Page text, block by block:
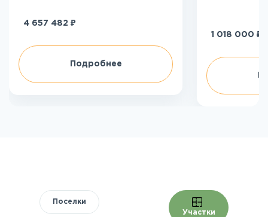
4 657 482 ₽
Подробнее
1 018 000 ₽
Поселки
Участки